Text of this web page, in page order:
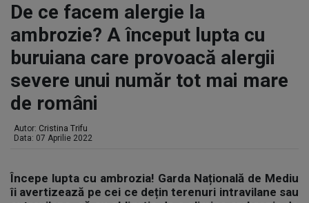
De ce facem alergie la
ambrozie? A început lupta cu
buruiana care provoacă alergii
severe unui număr tot mai mare
de români
Autor: Cristina Trifu
Data: 07 Aprilie 2022
Începe lupta cu ambrozia! Garda Națională de Mediu
îi avertizează pe cei ce dețin terenuri intravilane sau